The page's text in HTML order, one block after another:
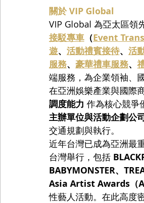
關於 VIP Global
VIP Global 為亞太區領
接駁專車 （Event
遊、 活動禮賓接待、 活
服務、 豪華禮車服務、
端服務，為企業領袖、
在亞洲娛樂產業與國際
調度能力 作為核心競爭
主辦單位與活動企劃公
交通規劃與執行。
近年台灣已成為亞洲最
台灣舉行，包括
BABYMONSTER、
Asia Artist Awards（
性藝人活動。在此高度